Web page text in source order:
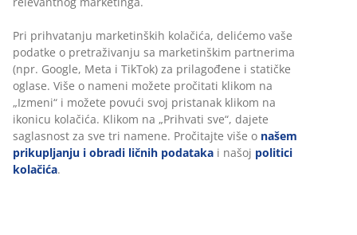
Recenzije
(0)
Dostava
sajtu. Kolačići prikupljaju informacije o vama radi
obezbeđivanja funkcionalnosti, statistike i relevantnog
marketinga.
Pri prihvatanju marketinških kolačića, delićemo vaše
podatke o pretraživanju sa marketinškim partnerima (npr.
Google, Meta i TikTok) za prilagođene i statičke oglase. Više
o nameni možete pročitati klikom na „Izmeni“ i možete
povući svoj pristanak klikom na ikonicu kolačića. Klikom na